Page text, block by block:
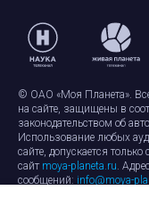
© ОАО «Моя Планета».
на сайте, защищены в
законодательством об
Использование любых
сайте, допускается
сайт moya-planeta.ru.
сообщений: info@moya-